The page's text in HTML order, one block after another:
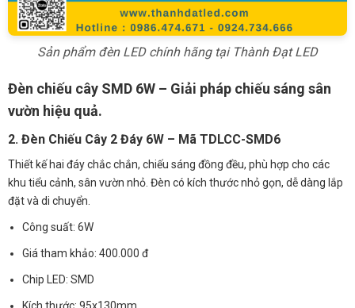
Sản phẩm đèn LED chính hãng tại Thành Đạt LED
Đèn chiếu cây SMD 6W – Giải pháp chiếu sáng sân
vườn hiệu quả.
2. Đèn Chiếu Cây 2 Đáy 6W – Mã TDLCC-SMD6
Thiết kế hai đáy chắc chắn, chiếu sáng đồng đều, phù hợp cho các
khu tiểu cảnh, sân vườn nhỏ. Đèn có kích thước nhỏ gọn, dễ dàng lắp
đặt và di chuyển.
Công suất: 6W
Giá tham khảo: 400.000 đ
Chip LED: SMD
Kích thước: 95x130mm